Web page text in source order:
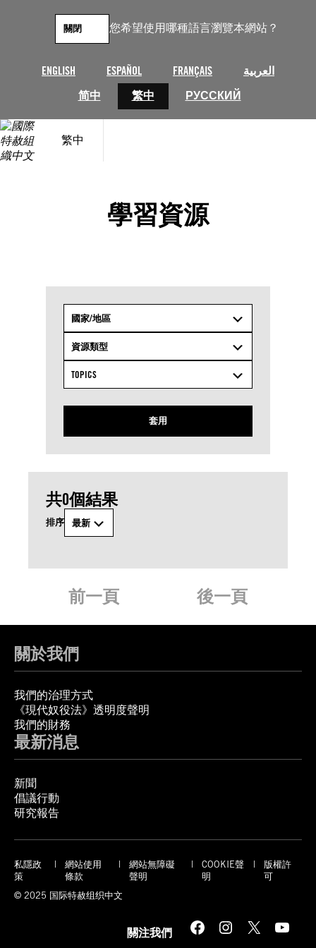
您希望使用哪種語言瀏覽本網站？
ENGLISH ESPAÑOL FRANÇAIS
العربية
简中
繁中 РУССКИЙ
關閉
繁中
學習資源
國家/地區
資源類型
TOPICS
套用
共0個結果
排序 最新
前一頁 後一頁
關於我們
我們的治理方式
《現代奴役法》透明度聲明
我們的財務
最新消息
新聞
倡議行動
研究報告
私隱政
策
網站使用
條款
網站無障礙
聲明
COOKIE聲
明
版權許
可
© 2025 国际特赦组织中文
關注我們 Facebook Instagram X YouTube